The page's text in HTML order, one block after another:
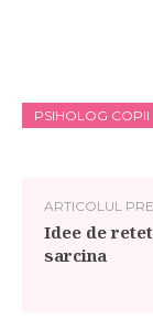
PSIHOLOG COPII
ARTICOLUL
Idee de
sarcina